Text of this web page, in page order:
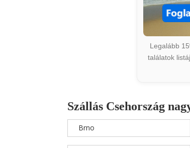
Legalább
találatok
Szállás Csehország
Brno